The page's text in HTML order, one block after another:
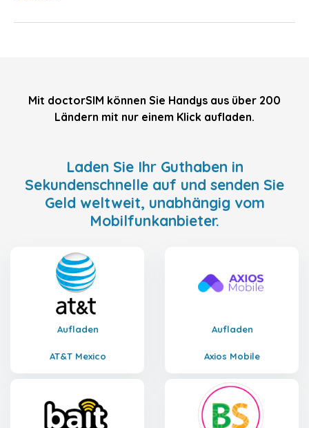
Mit doctorSIM können Sie Handys aus über 200
Ländern mit nur einem Klick aufladen.
Laden Sie Ihr Guthaben in
Sekundenschnelle auf und senden Sie
Geld weltweit, unabhängig vom
Mobilfunkanbieter.
Aufladen
AT&T Mexico
Aufladen
Axios Mobile